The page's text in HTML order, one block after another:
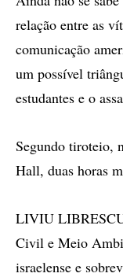
relação entre as
comunicação
um possível
estudantes e o
Segundo tiroteio,
Hall, duas horas
LIVIU
Civil e Meio
israelense e